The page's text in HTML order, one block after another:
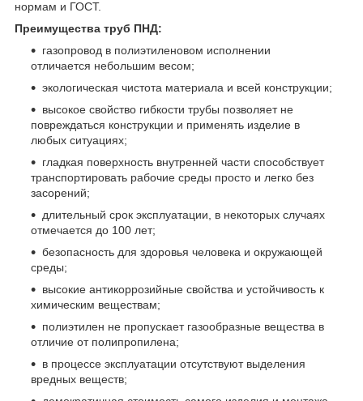
нормам и ГОСТ.
Преимущества труб ПНД:
газопровод в полиэтиленовом исполнении
отличается небольшим весом;
экологическая чистота материала и всей конструкции;
высокое свойство гибкости трубы позволяет не
повреждаться конструкции и применять изделие в
любых ситуациях;
гладкая поверхность внутренней части способствует
транспортировать рабочие среды просто и легко без
засорений;
длительный срок эксплуатации, в некоторых случаях
отмечается до 100 лет;
безопасность для здоровья человека и окружающей
среды;
высокие антикоррозийные свойства и устойчивость к
химическим веществам;
полиэтилен не пропускает газообразные вещества в
отличие от полипропилена;
в процессе эксплуатации отсутствуют выделения
вредных веществ;